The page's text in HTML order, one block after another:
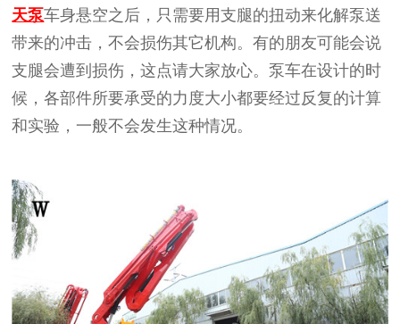
天泵车身悬空之后，只需要用支腿的扭动来化解泵送
带来的冲击，不会损伤其它机构。有的朋友可能会说
支腿会遭到损伤，这点请大家放心。泵车在设计的时
候，各部件所要承受的力度大小都要经过反复的计算
和实验，一般不会发生这种情况。